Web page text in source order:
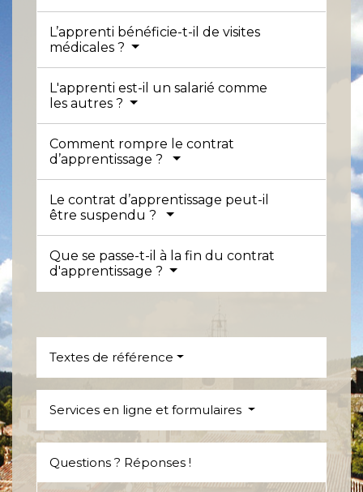
L’apprenti bénéficie-t-il de visites
médicales ?
L'apprenti est-il un salarié comme
les autres ?
Comment rompre le contrat
d’apprentissage ?
Le contrat d’apprentissage peut-il
être suspendu ?
Que se passe-t-il à la fin du contrat
d'apprentissage ?
Textes de référence
Services en ligne et formulaires
Questions ? Réponses !